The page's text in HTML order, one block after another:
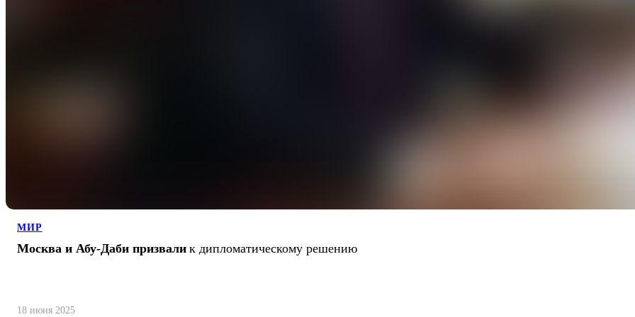
МИР
Москва и Абу-Даби призвали к дипломатическому решению
18 июня 2025